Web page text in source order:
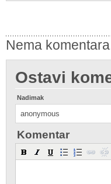
Nema
Ostavi
Nadimak
Komentar